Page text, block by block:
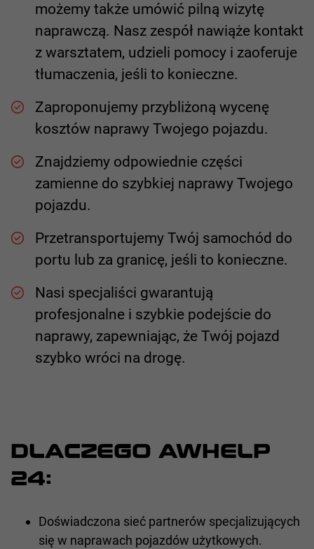
możemy także umówić pilną wizytę
naprawczą. Nasz zespół nawiąże kontakt
z warsztatem, udzieli pomocy i zaoferuje
tłumaczenia, jeśli to konieczne.
Zaproponujemy przybliżoną wycenę
kosztów naprawy Twojego pojazdu.
Znajdziemy odpowiednie części
zamienne do szybkiej naprawy Twojego
pojazdu.
Przetransportujemy Twój samochód do
portu lub za granicę, jeśli to konieczne.
Nasi specjaliści gwarantują
profesjonalne i szybkie podejście do
naprawy, zapewniając, że Twój pojazd
szybko wróci na drogę.
DLACZEGO AWHELP
24:
Doświadczona sieć partnerów specjalizujących
się w naprawach pojazdów użytkowych.